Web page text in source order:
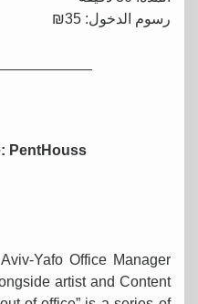
رسوم الدخول: 35₪
PentHouss
Yafo Office Manager
artist and Content